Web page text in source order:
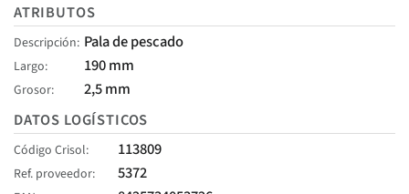
ATRIBUTOS
Descripción Pala de pescado
Largo 190 mm
Grosor
2,5 mm
DATOS LOGÍSTICOS
Código Crisol 113809
Ref. proveedor 5372